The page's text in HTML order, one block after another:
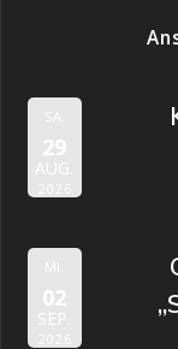
SA.
29
AUG.
2026
MI.
02
SEP.
2026